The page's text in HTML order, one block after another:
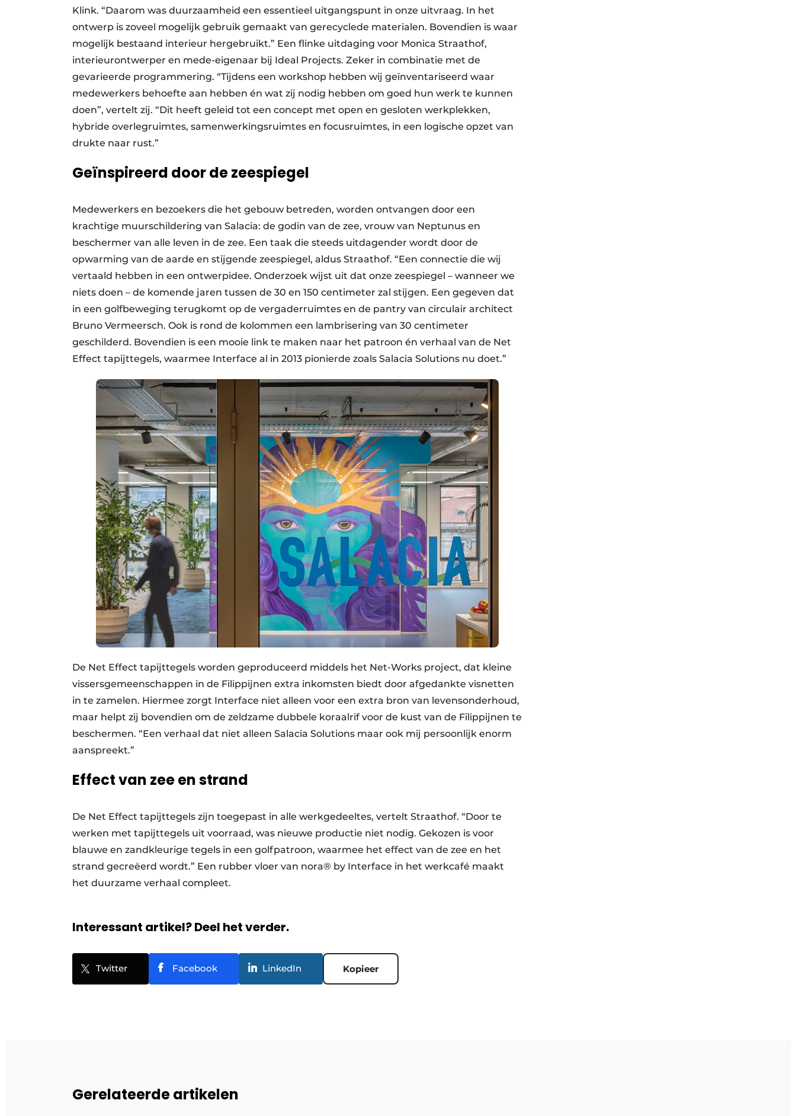
Klink. “Daarom was duurzaamheid een essentieel uitgangspunt in onze uitvraag. In het
ontwerp is zoveel mogelijk gebruik gemaakt van gerecyclede materialen. Bovendien is waar
mogelijk bestaand interieur hergebruikt.” Een flinke uitdaging voor Monica Straathof,
interieurontwerper en mede-eigenaar bij Ideal Projects. Zeker in combinatie met de
gevarieerde programmering. “Tijdens een workshop hebben wij geïnventariseerd waar
medewerkers behoefte aan hebben én wat zij nodig hebben om goed hun werk te kunnen
doen”, vertelt zij. “Dit heeft geleid tot een concept met open en gesloten werkplekken,
hybride overlegruimtes, samenwerkingsruimtes en focusruimtes, in een logische opzet van
drukte naar rust.”
Geïnspireerd door de zeespiegel
Medewerkers en bezoekers die het gebouw betreden, worden ontvangen door een
krachtige muurschildering van Salacia: de godin van de zee, vrouw van Neptunus en
beschermer van alle leven in de zee. Een taak die steeds uitdagender wordt door de
opwarming van de aarde en stijgende zeespiegel, aldus Straathof. “Een connectie die wij
vertaald hebben in een ontwerpidee. Onderzoek wijst uit dat onze zeespiegel – wanneer we
niets doen – de komende jaren tussen de 30 en 150 centimeter zal stijgen. Een gegeven dat
in een golfbeweging terugkomt op de vergaderruimtes en de pantry van circulair architect
Bruno Vermeersch. Ook is rond de kolommen een lambrisering van 30 centimeter
geschilderd. Bovendien is een mooie link te maken naar het patroon én verhaal van de Net
Effect tapijttegels, waarmee Interface al in 2013 pionierde zoals Salacia Solutions nu doet.”
De Net Effect tapijttegels worden geproduceerd middels het Net-Works project, dat kleine
vissersgemeenschappen in de Filippijnen extra inkomsten biedt door afgedankte visnetten
in te zamelen. Hiermee zorgt Interface niet alleen voor een extra bron van levensonderhoud,
maar helpt zij bovendien om de zeldzame dubbele koraalrif voor de kust van de Filippijnen te
beschermen. “Een verhaal dat niet alleen Salacia Solutions maar ook mij persoonlijk enorm
aanspreekt.”
Effect van zee en strand
De Net Effect tapijttegels zijn toegepast in alle werkgedeeltes, vertelt Straathof. “Door te
werken met tapijttegels uit voorraad, was nieuwe productie niet nodig. Gekozen is voor
blauwe en zandkleurige tegels in een golfpatroon, waarmee het effect van de zee en het
strand gecreëerd wordt.” Een rubber vloer van nora® by Interface in het werkcafé maakt
het duurzame verhaal compleet.
Interessant artikel? Deel het verder.
Twitter Facebook LinkedIn Kopieer
Gerelateerde artikelen